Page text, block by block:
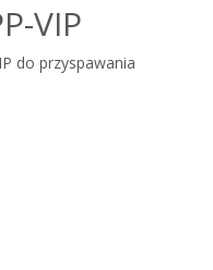
VIP
do przyspawania